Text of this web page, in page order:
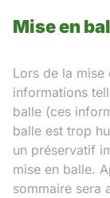
Mise en
Lors de la mise
informations
balle (ces
balle est trop
un préservatif
mise en balle.
sommaire sera